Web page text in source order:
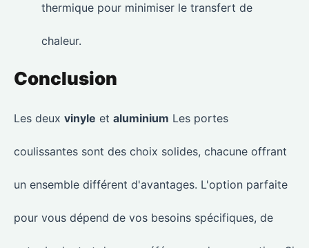
thermique pour minimiser le transfert de
chaleur.
Conclusion
Les deux vinyle et aluminium Les portes
coulissantes sont des choix solides, chacune offrant
un ensemble différent d'avantages. L'option parfaite
pour vous dépend de vos besoins spécifiques, de